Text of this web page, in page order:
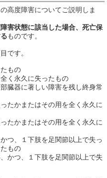
高度障害についてご説明しま
害状態に該当した場合、死亡保
ものです。
です。
もの
く永久に失ったもの
臓器に著しい障害を残し終身常
たかまたはその用を全く永久に
たかまたはその用を全く永久に
つ、１下肢を足関節以上で失っ
もの
かつ、１下肢を足関節以上で失